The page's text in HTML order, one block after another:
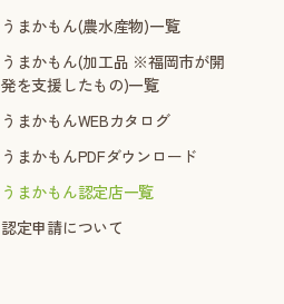
うまかもん(農水産物)一覧
うまかもん(加工品 ※福岡市が開
発を支援したもの)一覧
うまかもんWEBカタログ
うまかもんPDFダウンロード
うまかもん認定店一覧
認定申請について